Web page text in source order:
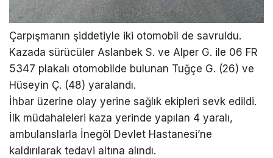
Çarpışmanın şiddetiyle iki otomobil de savruldu.
Kazada sürücüler Aslanbek S. ve Alper G. ile 06 FR
5347 plakalı otomobilde bulunan Tuğçe G. (26) ve
Hüseyin Ç. (48) yaralandı.
İhbar üzerine olay yerine sağlık ekipleri sevk edildi.
İlk müdahaleleri kaza yerinde yapılan 4 yaralı,
ambulanslarla İnegöl Devlet Hastanesi’ne
kaldırılarak tedavi altına alındı.